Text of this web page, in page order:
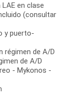
en clase
(consultar
y puerto-
régimen de A/D
de A/D
- Mykonos -